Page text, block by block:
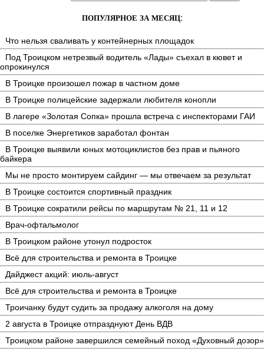
ПОПУЛЯРНОЕ ЗА МЕСЯЦ:
Что нельзя сваливать у контейнерных площадок
Под Троицком нетрезвый водитель «Лады» съехал в кювет и
опрокинулся
В Троицке произошел пожар в частном доме
В Троицке полицейские задержали любителя конопли
В лагере «Золотая Сопка» прошла встреча с инспекторами ГАИ
В поселке Энергетиков заработал фонтан
В Троицке выявили юных мотоциклистов без прав и пьяного
байкера
Мы не просто монтируем сайдинг — мы отвечаем за результат
В Троицке состоится спортивный праздник
В Троицке сократили рейсы по маршрутам № 21, 11 и 12
Врач-офтальмолог
В Троицком районе утонул подросток
Всё для строительства и ремонта в Троицке
Дайджест акций: июль-август
Всё для строительства и ремонта в Троицке
Троичанку будут судить за продажу алкоголя на дому
2 августа в Троицке отпразднуют День ВДВ
Троицком районе завершился семейный поход «Духовный дозор»